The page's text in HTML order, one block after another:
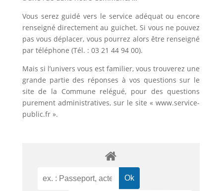
Vous serez guidé vers le service adéquat ou encore
renseigné directement au guichet. Si vous ne pouvez
pas vous déplacer, vous pourrez alors être renseigné
par téléphone (Tél. : 03 21 44 94 00).
Mais si l’univers vous est familier, vous trouverez une
grande partie des réponses à vos questions sur le
site de la Commune relégué, pour des questions
purement administratives, sur le site « www.service-
public.fr ».